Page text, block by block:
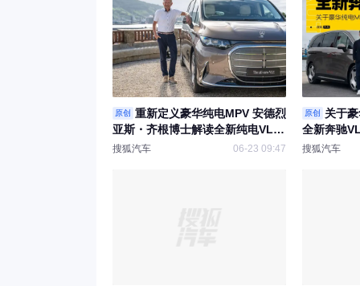
原创
重新定义豪华纯电MPV 安德烈
亚斯・齐根博士解读全新纯电VLE
研发初心与未来布局
搜狐汽车 06-23 09:47
原创
关于
全新奔驰
搜狐汽车